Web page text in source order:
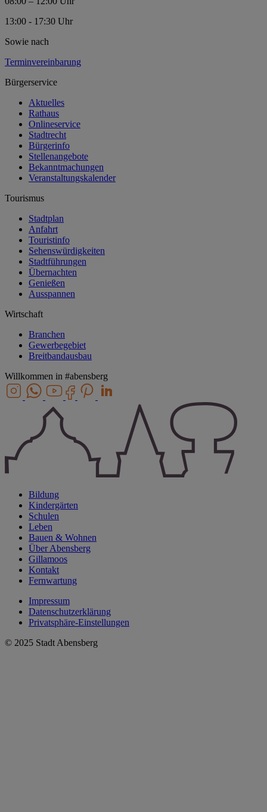
13:00 - 17:30 Uhr
Sowie nach
Terminvereinbarung
Bürgerservice
Aktuelles
Rathaus
Onlineservice
Stadtrecht
Bürgerinfo
Stellenangebote
Bekanntmachungen
Veranstaltungskalender
Tourismus
Stadtplan
Anfahrt
Touristinfo
Sehenswürdigkeiten
Stadtführungen
Übernachten
Genießen
Ausspannen
Wirtschaft
Branchen
Gewerbegebiet
Breitbandausbau
Willkommen in #abensberg
Bildung
Kindergärten
Schulen
Leben
Bauen & Wohnen
Über Abensberg
Gillamoos
Kontakt
Fernwartung
Impressum
Datenschutzerklärung
Privatsphäre-Einstellungen
© 2025 Stadt Abensberg